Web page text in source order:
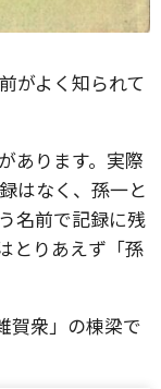
がよく知られて
あります。実際
はなく、孫一と
名前で記録に残
とりあえず「孫
賀衆」の棟梁で